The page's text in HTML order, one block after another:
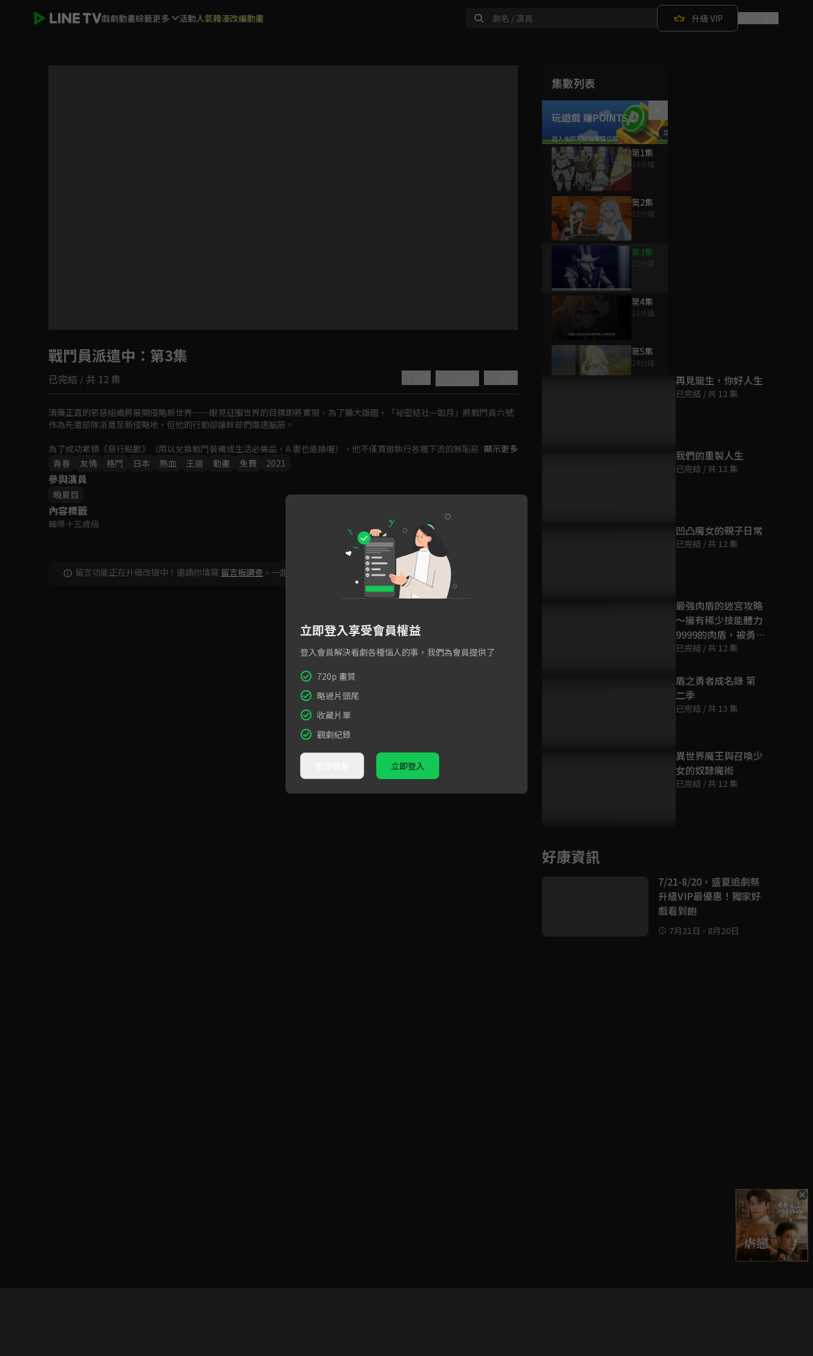
戲劇動畫綜藝更多 活動人氣韓漫改編動畫 升級 VIP
如有不便請見諒
集數列表
玩遊戲 賺POINTS！
第1集
24分鐘
第2集
23分鐘
第3集
第4集
23分鐘
第5集
24分鐘
戰鬥員派遣中 ：第3集
已完結 / 共 12 集
清廉正直的邪惡組織將展開侵略新世界──眼見征服世界的目標即將實現，為了擴大版圖，「祕密結社—如月」將戰鬥員六號
作為先遣部隊派遣至新侵略地，但他的行動卻讓幹部們傷透腦筋。
為了成功累積《惡行點數》（用以兌換戰鬥裝備或生活必需品，A 書也能換喔），他不僅貫徹執行各種下流的無恥惡行，並做
出一連串暴走的人渣發言⋯
顯示更多
青春
友情 格鬥 日本 熱血 王道 動畫 免費 2021
參與演員
曉夏目
內容標籤
輔導十五歲級
留言功能正在升級改版中！邀請你填寫 留言板調查 ，一起共創新版留言功能！
為您推薦
再見龍生，你好人生
已完結 / 共 12 集
我們的重製人生
已完結 / 共 13 集
凹凸魔女的親子日常
已完結 / 共 12 集
最強肉盾的迷宮攻略
～擁有稀少技能體力
9999的肉盾，被勇
者隊伍辭退了～
已完結 / 共 12 集
盾之勇者成名錄 第
二季
已完結 / 共 13 集
異世界魔王與召喚少
女的奴隸魔術
已完結 / 共 12 集
好康資訊
7/21-8/20，盛夏追劇祭
升級VIP最優惠！獨家好
戲看到飽
7月21日 - 8月20日
立即登入享受會員權益
登入會員解決看劇各種惱人的事，我們為會員提供了
720p 畫質
略過片頭尾
收藏片單
觀劇紀錄
立即登入